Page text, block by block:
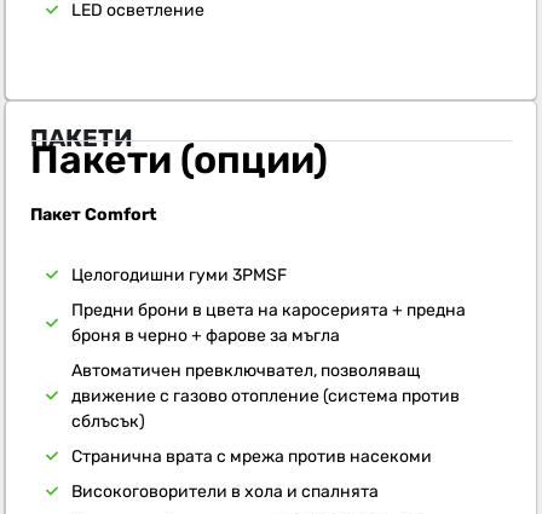
LED осветление
ПАКЕТИ
Пакети (опции)
Пакет Comfort
Целогодишни гуми 3PMSF
Предни брони в цвета на каросерията + предна
броня в черно + фарове за мъгла
Автоматичен превключвател, позволяващ
движение с газово отопление (система против
сблъсък)
Странична врата с мрежа против насекоми
Високоговорители в хола и спалнята